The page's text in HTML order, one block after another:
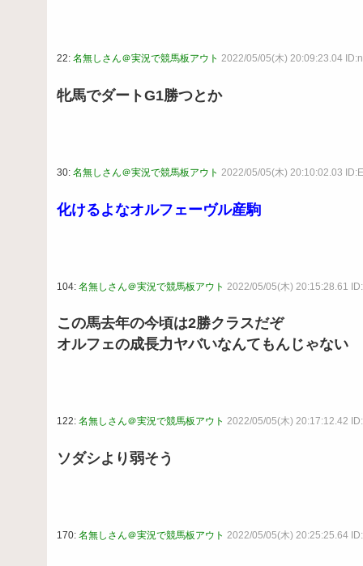
22: 名無しさん＠実況で競馬板アウト 2022/05/05(木) 20:09:23.04
牝馬でダートG1勝つとか
30: 名無しさん＠実況で競馬板アウト 2022/05/05(木) 20:10:02.03
化けるよなオルフェーヴル産駒
104: 名無しさん＠実況で競馬板アウト 2022/05/05(木) 20:15:28.61
この馬去年の今頃は2勝クラスだぞ
オルフェの成長力ヤバいなんてもんじゃない
122: 名無しさん＠実況で競馬板アウト 2022/05/05(木) 20:17:12.42
ソダシより弱そう
170: 名無しさん＠実況で競馬板アウト 2022/05/05(木) 20:25:25.64